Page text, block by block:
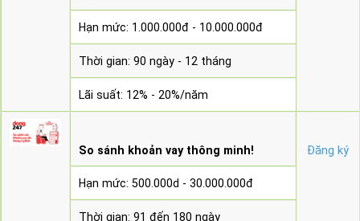
Hạn mức: 1.000.000đ - 10.000.000đ
Thời gian: 90 ngày - 12 tháng
Lãi suất: 12% - 20%/năm
So sánh khoản vay thông minh! Đăng ký
Hạn mức: 500.000d - 30.000.000đ
Thời gian: 91 đến 180 ngày